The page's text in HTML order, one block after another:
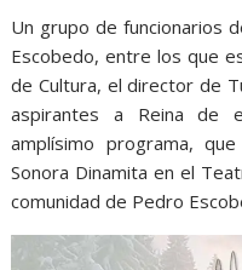
Un grupo de funcionarios
Escobedo, entre los que
de Cultura, el director de
aspirantes a Reina de
amplísimo programa,
Sonora Dinamita en el
comunidad de Pedro